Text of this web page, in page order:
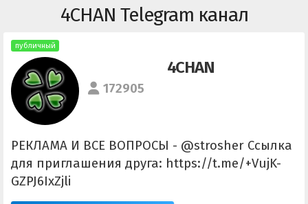
4CHAN Telegram канал
публичный
4CHAN
172905
РЕКЛАМА И ВСЕ ВОПРОСЫ - @strosher Ссылка
для приглашения друга: https://t.me/+VujK-
GZPJ6IxZjli